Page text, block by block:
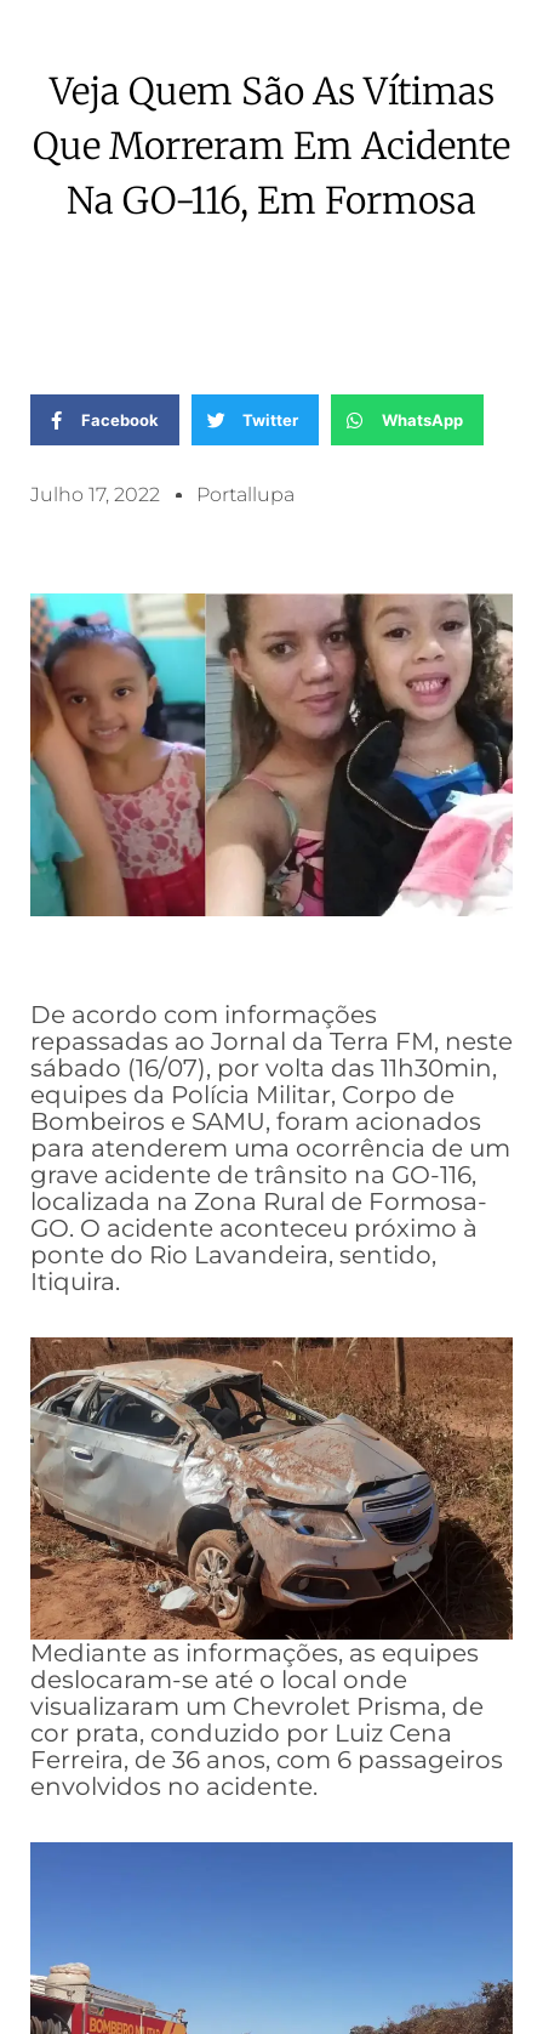
Veja Quem São As Vítimas
Que Morreram Em Acidente
Na GO-116, Em Formosa
Facebook Twitter WhatsApp
Julho 17, 2022 Portallupa
De acordo com informações
repassadas ao Jornal da Terra FM, neste
sábado (16/07), por volta das 11h30min,
equipes da Polícia Militar, Corpo de
Bombeiros e SAMU, foram acionados
para atenderem uma ocorrência de um
grave acidente de trânsito na GO-116,
localizada na Zona Rural de Formosa-
GO. O acidente aconteceu próximo à
ponte do Rio Lavandeira, sentido,
Itiquira.
Mediante as informações, as equipes
deslocaram-se até o local onde
visualizaram um Chevrolet Prisma, de
cor prata, conduzido por Luiz Cena
Ferreira, de 36 anos, com 6 passageiros
envolvidos no acidente.